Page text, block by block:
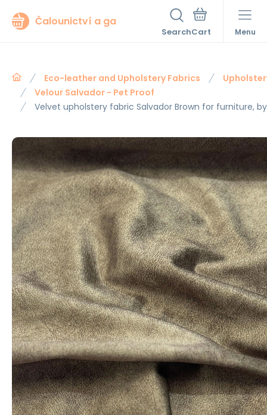
Čalounictví a ga
Search Menu
Eco-leather and Upholstery Fabrics
Velour Salvador - Pet Proof
Velvet upholstery fabric Salvador Brown for furniture,